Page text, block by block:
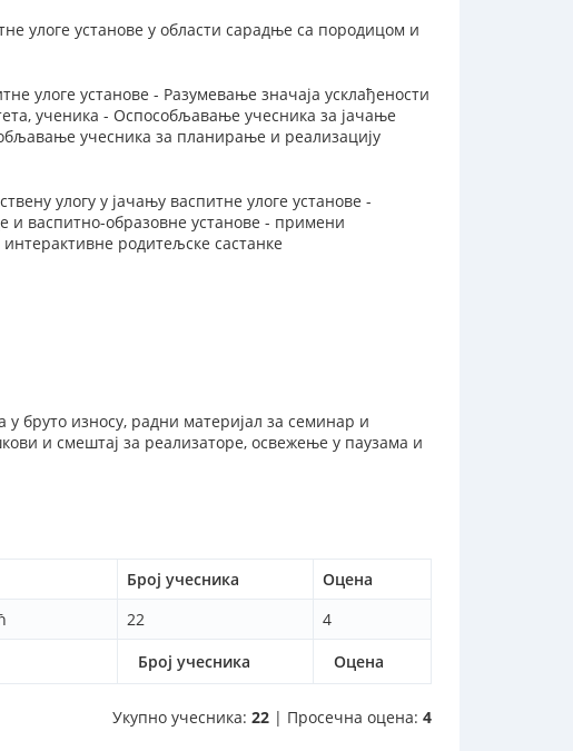
улоге установе у области сарадње са породицом и
улоге установе - Разумевање значаја усклађености
ученика - Оспособљавање учесника за јачање
учесника за планирање и реализацију
улогу у јачању васпитне улоге установе -
и васпитно-образовне установе - примени
родитељске састанке
бруто износу, радни материјал за семинар и
и смештај за реализаторе, освежење у паузама и
Број учесника Оцена
Број учесника Оцена
22 4
Укупно учесника: 22 | Просечна оцена: 4